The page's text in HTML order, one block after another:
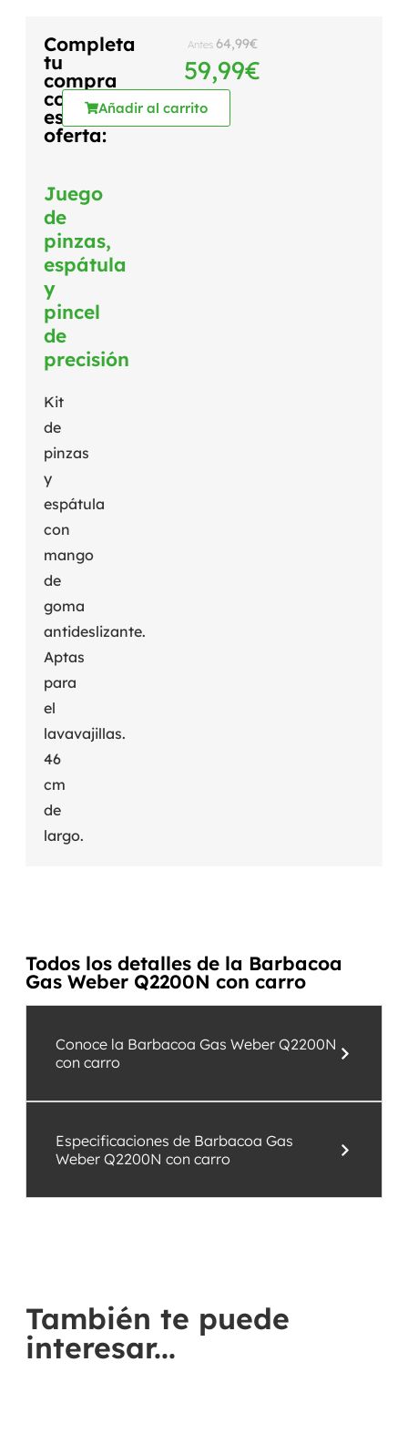
Completa
tu
compra
con
esta
oferta:
Juego
de
pinzas,
espátula
y
pincel
de
precisión
Kit
de
pinzas
y
espátula
con
mango
de
goma
antideslizante.
Aptas
para
el
lavavajillas.
46
cm
de
largo.
Antes 64,99€
59,99€
Añadir al carrito
Todos los detalles de la Barbacoa
Gas Weber Q2200N con carro
Conoce la Barbacoa Gas Weber Q2200N
con carro
Especificaciones de Barbacoa Gas
Weber Q2200N con carro
También te puede
interesar...